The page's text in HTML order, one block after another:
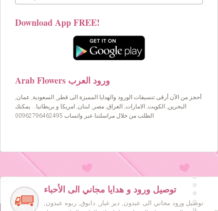
Download App FREE!
Arab Flowers ورود العرب
أحجز من الآن أرقى تنسيقات الورود والهدايا المميزة الى قطر, السعودية, عمان,
البحرين, الكويت, الامارات, العراق, مصر, لبنان, امريكا و بريطانيا… يمكنك
الطلب من خلال مراسلتنا عبر واتساب 00962796462495
توصيل ورود و هدايا مجاني الى الأحباء
توصيل ورود مجاني الى عبدون, دير غبار, دابوق, ربوه عبدون,